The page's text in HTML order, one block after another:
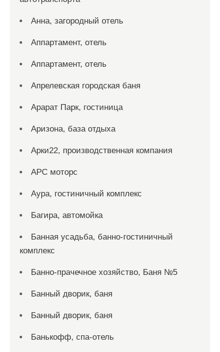
Анна, загородный отель
Аппартамент, отель
Аппартамент, отель
Апрелевская городская баня
Арарат Парк, гостиница
Аризона, база отдыха
Арки22, производственная компания
АРС моторс
Аура, гостиничный комплекс
Багира, автомойка
Банная усадьба, банно-гостиничный
комплекс
Банно-прачечное хозяйство, Баня №5
Банный дворик, баня
Банный дворик, баня
Банькофф, спа-отель